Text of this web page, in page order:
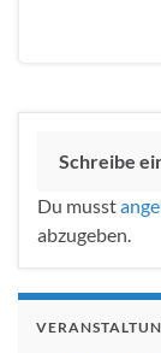
Schreibe
Du musst
abzugeben.